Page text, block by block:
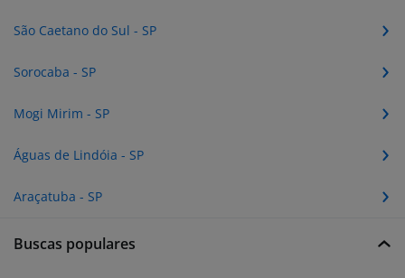
São Caetano do Sul - SP
Sorocaba - SP
Mogi Mirim - SP
Águas de Lindóia - SP
Araçatuba - SP
Buscas populares